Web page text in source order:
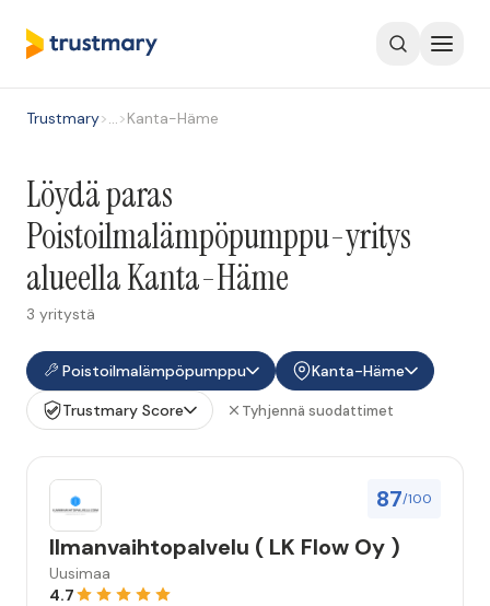
Trustmary>…>Kanta-Häme
Löydä paras
Poistoilmalämpöpumppu-yritys
alueella Kanta-Häme
3 yritystä
Poistoilmalämpöpumppu
Kanta-Häme
Trustmary Score
Tyhjennä suodattimet
87/100
Ilmanvaihtopalvelu ( LK Flow Oy )
Uusimaa
4.7